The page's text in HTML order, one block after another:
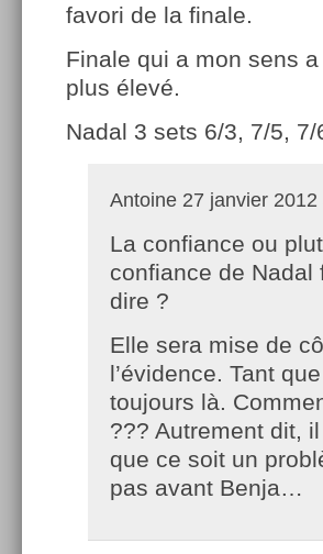
favori de la finale.
Finale qui a mon sens
plus élevé.
Nadal 3 sets 6/3, 7/5, 7/
Antoine 27 janvier
La confiance ou
confiance de Nadal
dire ?
Elle sera mise de
l’évidence. Tant
toujours là.
??? Autrement dit,
que ce soit un
pas avant Benja…